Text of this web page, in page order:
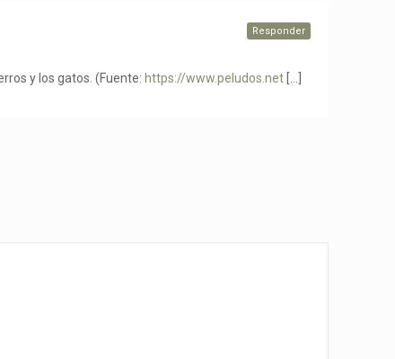
y los gatos. (Fuente: https://www.peludos.net
Responder